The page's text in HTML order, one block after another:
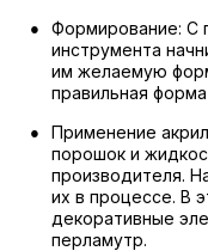
Формирование: С
инструмента
им желаемую
правильная
Применение
порошок и
производителя.
их в процессе. В
декоративные
перламутр.